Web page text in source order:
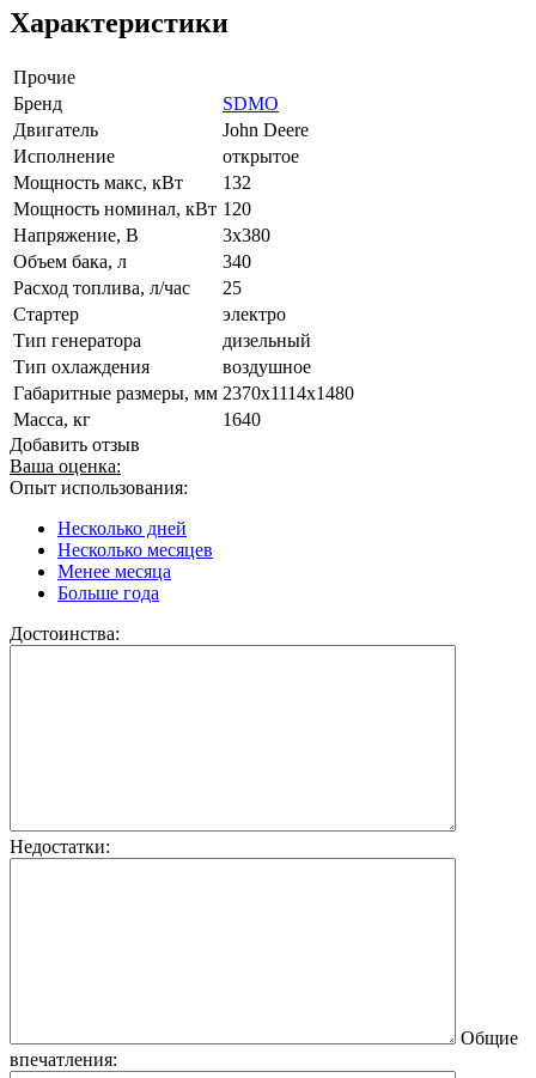
Характеристики
Прочие
Бренд
SDMO
Двигатель
John Deere
Исполнение
открытое
Мощность макс, кВт
132
Мощность номинал, кВт 120
Напряжение, В
3x380
Объем бака, л
340
Расход топлива, л/час
25
Стартер
электро
Тип генератора
дизельный
Тип охлаждения
воздушное
Габаритные размеры, мм 2370x1114x1480
Масса, кг
1640
Добавить отзыв
Ваша оценка:
Опыт использования:
Несколько дней
Несколько месяцев
Менее месяца
Больше года
Достоинства:
Недостатки:
Общие
впечатления: